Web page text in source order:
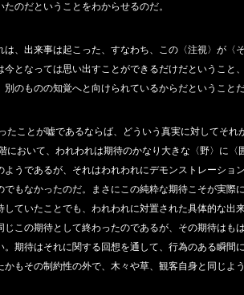
のだということをわからせるのだ。
、出来事は起こった、すなわち、この〈注視〉が〈
となっては思い出すことができるだけだということ
のものの知覚へと向けられているからだということだ
ことが嘘であるならば、どういう真実に対してそれ
おいて、われわれは期待のかなり大きな〈野〉に〈
うであるが、それはわれわれにデモンストレーショ
もなかったのだ。まさにこの純粋な期待こそが実際
ていたことでも、われわれに対置された具体的な出
この期待として終わったのであるが、その期待はも
期待はそれに関する回想を通して、行為のある瞬間
もその制約性の外で、木々や草、観客自身と同じよ